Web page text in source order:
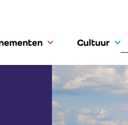
Cultuur